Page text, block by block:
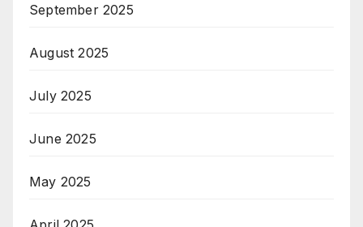
September 2025
August 2025
July 2025
June 2025
May 2025